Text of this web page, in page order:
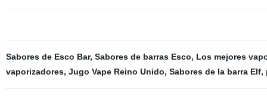
Sabores de Esco Bar, Sabores de barras Esco, Los mejores
vaporizadores, Jugo Vape Reino Unido, Sabores de la barra Elf,